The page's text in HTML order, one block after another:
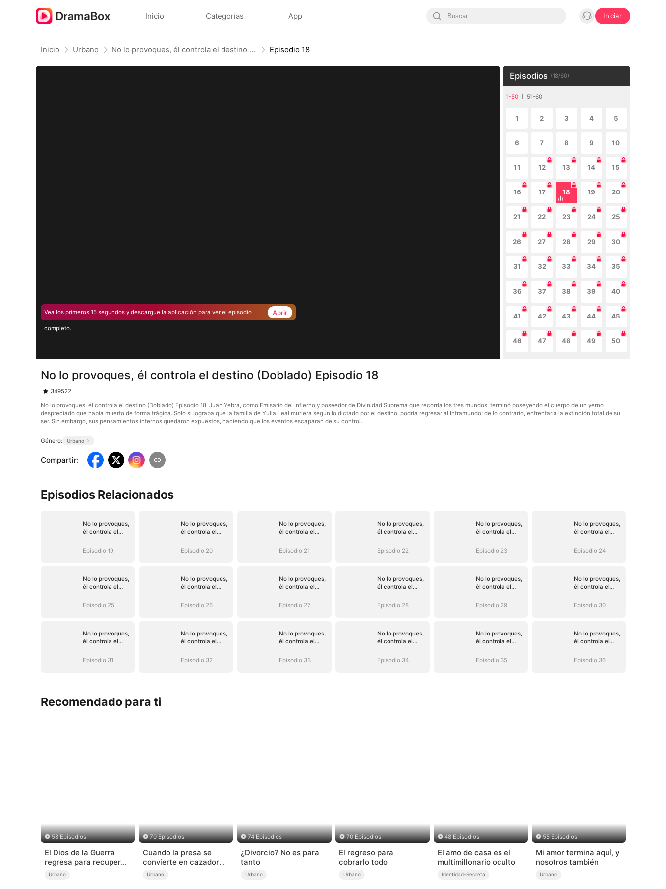
Inicio Categorías App Iniciar
Inicio Urbano No lo provoques, él controla el destino (Doblado) Episodio 18
Vea los primeros 15 segundos y descargue la aplicación para ver el episodio
completo.
Abrir
Episodios (18/60)
1-50 51-60
1 2 3 4 5
6 7 8 9 10
11 12 13 14 15
16 17 18 19 20
21 22 23 24 25
26 27 28 29 30
31 32 33 34 35
36 37 38 39 40
41 42 43 44 45
46 47 48 49 50
No lo provoques, él controla el destino (Doblado) Episodio 18
349522
No lo provoques, él controla el destino (Doblado) Episodio 18. Juan Yebra, como Emisario del Infierno y poseedor de Divinidad Suprema que recorría los tres mundos, terminó poseyendo el cuerpo de un yerno
despreciado que había muerto de forma trágica. Solo si lograba que la familia de Yulia Leal muriera según lo dictado por el destino, podría regresar al Inframundo; de lo contrario, enfrentaría la extinción total de su
ser. Sin embargo, sus pensamientos internos quedaron expuestos, haciendo que los eventos escaparan de su control.
Género: Urbano
Compartir:
Episodios Relacionados
No lo provoques,
él controla el
Episodio 19
No lo provoques,
él controla el
Episodio 20
No lo provoques,
él controla el
Episodio 21
No lo provoques,
él controla el
Episodio 22
No lo provoques,
él controla el
Episodio 23
No lo provoques,
él controla el
Episodio 24
No lo provoques,
él controla el
Episodio 25
No lo provoques,
él controla el
Episodio 26
No lo provoques,
él controla el
Episodio 27
No lo provoques,
él controla el
Episodio 28
No lo provoques,
él controla el
Episodio 29
No lo provoques,
él controla el
Episodio 30
No lo provoques,
él controla el
Episodio 31
No lo provoques,
él controla el
Episodio 32
No lo provoques,
él controla el
Episodio 33
No lo provoques,
él controla el
Episodio 34
No lo provoques,
él controla el
Episodio 35
No lo provoques,
él controla el
Episodio 36
Recomendado para ti
58 Episodios
El Dios de la Guerra
regresa para recuperar
a su familia (Doblado)
Urbano
70 Episodios
Cuando la presa se
convierte en cazador
(Doblado)
Urbano
74 Episodios
¿Divorcio? No es para
tanto
Urbano
70 Episodios
El regreso para
cobrarlo todo
Urbano
48 Episodios
El amo de casa es el
multimillonario oculto
Identidad-Secreta
55 Episodios
Mi amor termina aquí, y
nosotros también
Urbano